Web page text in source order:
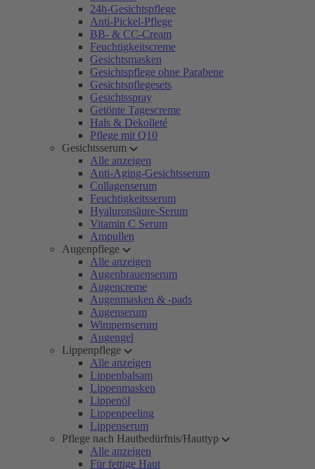
24h-Gesichtspflege
Anti-Pickel-Pflege
BB- & CC-Cream
Feuchtigkeitscreme
Gesichtsmasken
Gesichtspflege ohne Parabene
Gesichtspflegesets
Gesichtsspray
Getönte Tagescreme
Hals & Dekolleté
Pflege mit Q10
Gesichtsserum
Alle anzeigen
Anti-Aging-Gesichtsserum
Collagenserum
Feuchtigkeitsserum
Hyaluronsäure-Serum
Vitamin C Serum
Ampullen
Augenpflege
Alle anzeigen
Augenbrauenserum
Augencreme
Augenmasken & -pads
Augenserum
Wimpernserum
Augengel
Lippenpflege
Alle anzeigen
Lippenbalsam
Lippenmasken
Lippenöl
Lippenpeeling
Lippenserum
Pflege nach Hautbedürfnis/Hauttyp
Alle anzeigen
Für fettige Haut